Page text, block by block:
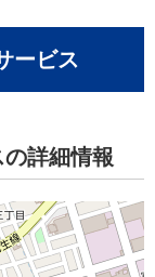
ービス
詳細情報